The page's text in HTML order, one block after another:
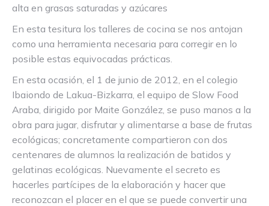
alta en grasas saturadas y azúcares
En esta tesitura los talleres de cocina se nos antojan
como una herramienta necesaria para corregir en lo
posible estas equivocadas prácticas.
En esta ocasión, el 1 de junio de 2012, en el colegio
Ibaiondo de Lakua-Bizkarra, el equipo de Slow Food
Araba, dirigido por Maite González, se puso manos a la
obra para jugar, disfrutar y alimentarse a base de frutas
ecológicas; concretamente compartieron con dos
centenares de alumnos la realización de batidos y
gelatinas ecológicas. Nuevamente el secreto es
hacerles partícipes de la elaboración y hacer que
reconozcan el placer en el que se puede convertir una